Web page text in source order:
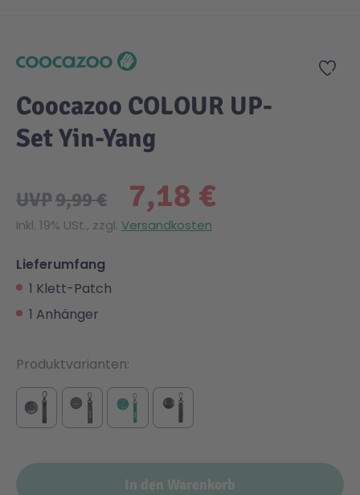
Zur
Coocazoo COLOUR UP-
Set Yin-Yang
7,18 €
UVP9,99 €
Inkl. 19% USt., zzgl. Versandkosten
Lieferumfang
1 Klett-Patch
1 Anhänger
In den Warenkorb
Produktvarianten